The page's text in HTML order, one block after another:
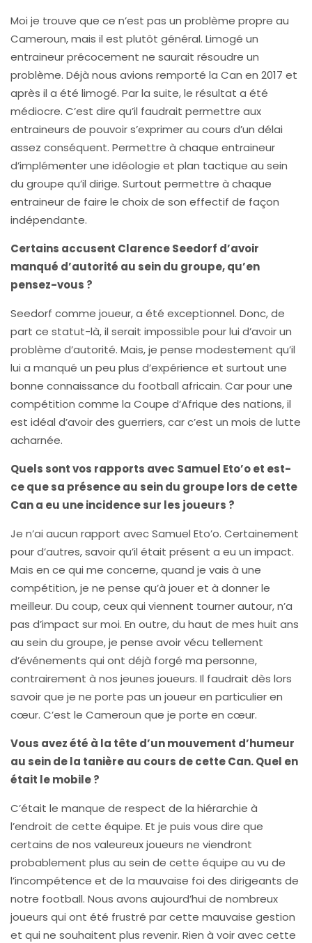
Moi je trouve que ce n’est pas un problème propre au
Cameroun, mais il est plutôt général. Limogé un
entraineur précocement ne saurait résoudre un
problème. Déjà nous avions remporté la Can en 2017 et
après il a été limogé. Par la suite, le résultat a été
médiocre. C’est dire qu’il faudrait permettre aux
entraineurs de pouvoir s’exprimer au cours d’un délai
assez conséquent. Permettre à chaque entraineur
d’implémenter une idéologie et plan tactique au sein
du groupe qu’il dirige. Surtout permettre à chaque
entraineur de faire le choix de son effectif de façon
indépendante.
Certains accusent Clarence Seedorf d’avoir
manqué d’autorité au sein du groupe, qu’en
pensez-vous ?
Seedorf comme joueur, a été exceptionnel. Donc, de
part ce statut-là, il serait impossible pour lui d’avoir un
problème d’autorité. Mais, je pense modestement qu’il
lui a manqué un peu plus d’expérience et surtout une
bonne connaissance du football africain. Car pour une
compétition comme la Coupe d’Afrique des nations, il
est idéal d’avoir des guerriers, car c’est un mois de lutte
acharnée.
Quels sont vos rapports avec Samuel Eto’o et est-
ce que sa présence au sein du groupe lors de cette
Can a eu une incidence sur les joueurs ?
Je n’ai aucun rapport avec Samuel Eto’o. Certainement
pour d’autres, savoir qu’il était présent a eu un impact.
Mais en ce qui me concerne, quand je vais à une
compétition, je ne pense qu’à jouer et à donner le
meilleur. Du coup, ceux qui viennent tourner autour, n’a
pas d’impact sur moi. En outre, du haut de mes huit ans
au sein du groupe, je pense avoir vécu tellement
d’événements qui ont déjà forgé ma personne,
contrairement à nos jeunes joueurs. Il faudrait dès lors
savoir que je ne porte pas un joueur en particulier en
cœur. C’est le Cameroun que je porte en cœur.
Vous avez été à la tête d’un mouvement d’humeur
au sein de la tanière au cours de cette Can. Quel en
était le mobile ?
C’était le manque de respect de la hiérarchie à
l’endroit de cette équipe. Et je puis vous dire que
certains de nos valeureux joueurs ne viendront
probablement plus au sein de cette équipe au vu de
l’incompétence et de la mauvaise foi des dirigeants de
notre football. Nous avons aujourd’hui de nombreux
joueurs qui ont été frustré par cette mauvaise gestion
et qui ne souhaitent plus revenir. Rien à voir avec cette